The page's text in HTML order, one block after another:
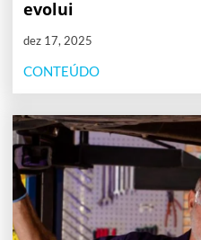
evolui
dez 17, 2025
CONTEÚDO